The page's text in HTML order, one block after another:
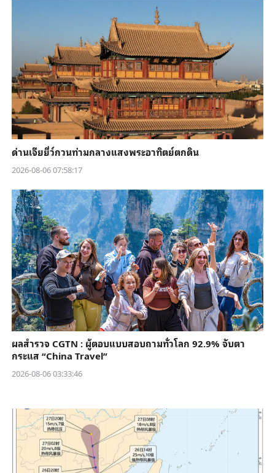
ด่านเจียยี่ว์กวนท่ามกลางแสงพระอาทิตย์ตกดิน
2026-08-06 07:58:17
ผลสำรวจ CGTN : ผู้ตอบแบบสอบถามทั่วโลก 92.9% จับตา
กระแส “China Travel”
2026-08-06 03:33:46